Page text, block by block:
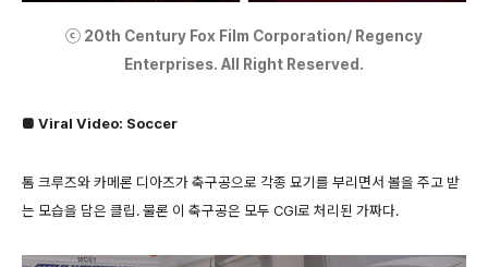
ⓒ 20th Century Fox Film Corporation/ Regency
Enterprises. All Right Reserved.
■ Viral Video: Soccer
톰 크루즈와 카메론 디아즈가 축구공으로 각종 묘기를 부리면서 볼을 주고 받
는 모습을 담은 클립. 물론 이 축구공은 모두 CGI로 처리된 가짜다.